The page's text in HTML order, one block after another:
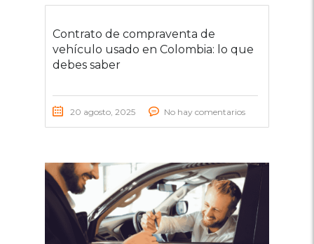
Contrato de compraventa de
vehículo usado en Colombia: lo que
debes saber
20 agosto, 2025 No hay comentarios